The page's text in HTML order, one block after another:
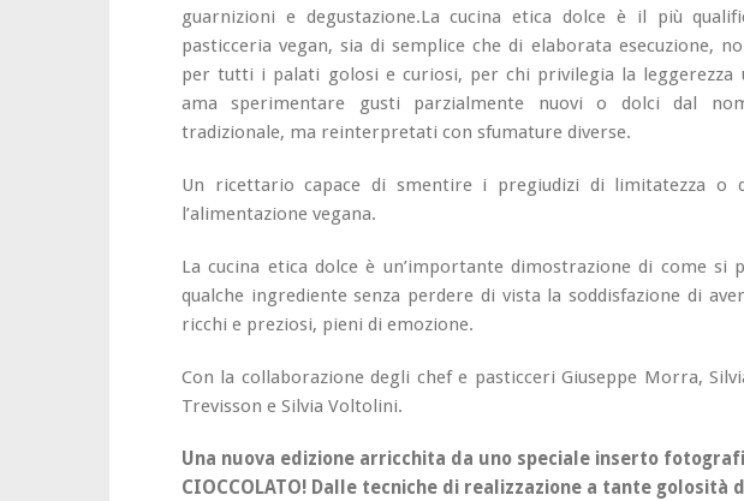
guarnizioni e degustazione.La cucina etica dolce è il più
pasticceria vegan, sia di semplice che di elaborata esecuzione,
per tutti i palati golosi e curiosi, per chi privilegia la leggerezza
ama sperimentare gusti parzialmente nuovi o dolci dal
tradizionale, ma reinterpretati con sfumature diverse.
Un ricettario capace di smentire i pregiudizi di limitatezza o
l’alimentazione vegana.
La cucina etica dolce è un’importante dimostrazione di come si
qualche ingrediente senza perdere di vista la soddisfazione di
ricchi e preziosi, pieni di emozione.
Con la collaborazione degli chef e pasticceri Giuseppe Morra,
Trevisson e Silvia Voltolini.
Una nuova edizione arricchita da uno speciale inserto
CIOCCOLATO! Dalle tecniche di realizzazione a tante golosità